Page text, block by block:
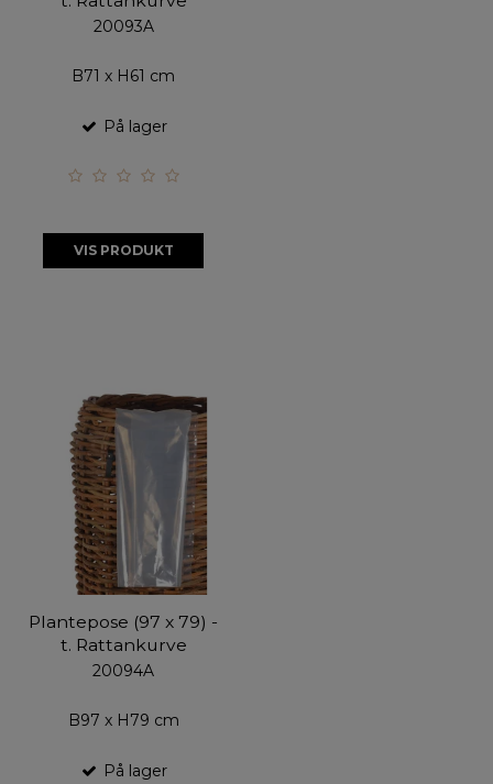
20093A
B71 x H61 cm
På lager
VIS PRODUKT
Plantepose (97 x 79) -
t. Rattankurve
20094A
B97 x H79 cm
På lager